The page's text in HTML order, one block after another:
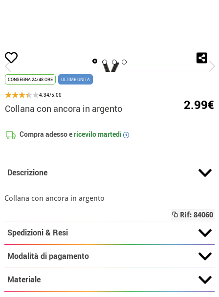
Inizio
CONSEGNA 24/48 ORE ULTIME UNITÀ
4.34/5.00
Collana con ancora in argento 2.99€
Compra adesso ericevilomartedì i
Descrizione
Collana con ancora in argento
Rif: 84060
Spedizioni & Resi
Modalità di pagamento
Materiale